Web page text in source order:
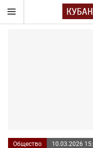
Общество 10.03.2026